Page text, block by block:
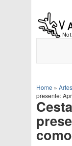
Home »
presente: